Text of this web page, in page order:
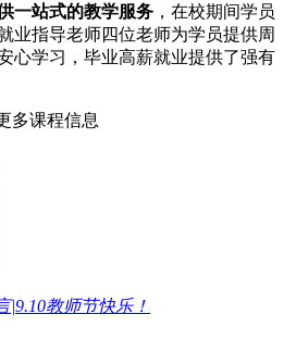
一站式的教学服务 ，在校期间学员
业指导老师四位老师为学员提供周
心学习，毕业高薪就业提供了强有
多课程信息
|9.10教师节快乐！